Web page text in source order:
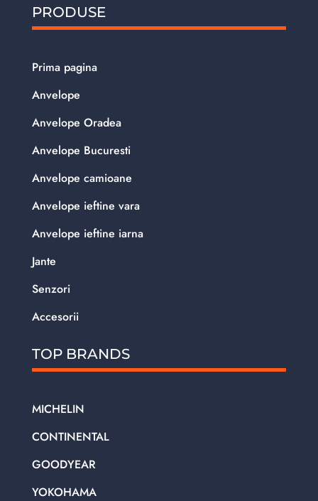
PRODUSE
Prima pagina
Anvelope
Anvelope Oradea
Anvelope Bucuresti
Anvelope camioane
Anvelope ieftine vara
Anvelope ieftine iarna
Jante
Senzori
Accesorii
TOP BRANDS
MICHELIN
CONTINENTAL
GOODYEAR
YOKOHAMA